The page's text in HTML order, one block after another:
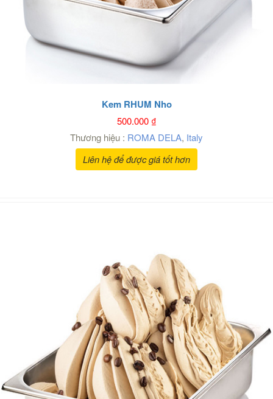
Kem RHUM Nho
500.000₫
Thương hiệu : ROMA DELA, Italy
Liên hệ để được giá tốt hơn